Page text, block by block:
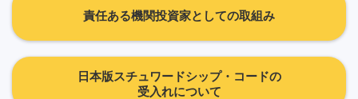
責任ある機関投資家としての取組み
日本版スチュワードシップ・コードの
受入れについて